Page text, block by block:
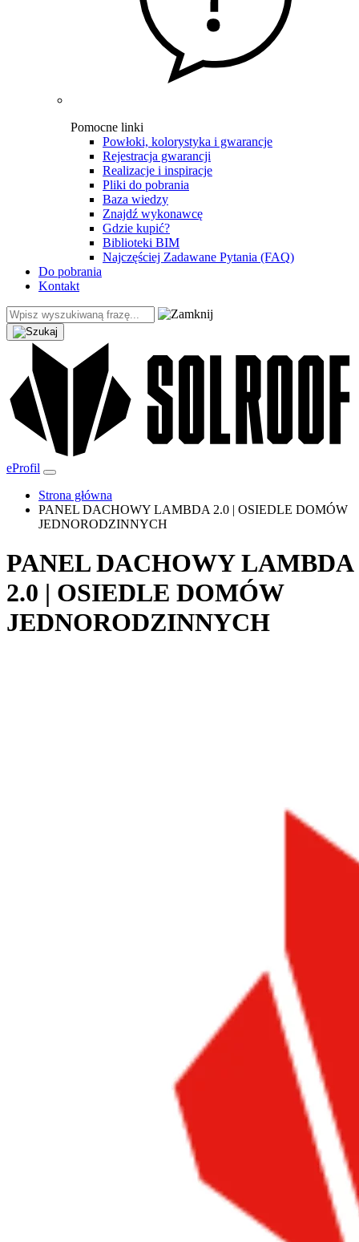
Pomocne linki
Powłoki, kolorystyka i gwarancje
Rejestracja gwarancji
Realizacje i inspiracje
Pliki do pobrania
Baza wiedzy
Znajdź wykonawcę
Gdzie kupić?
Biblioteki BIM
Najczęściej Zadawane Pytania (FAQ)
Do pobrania
Kontakt
eProfil
Strona główna
PANEL DACHOWY LAMBDA 2.0 | OSIEDLE DOMÓW
JEDNORODZINNYCH
PANEL DACHOWY LAMBDA
2.0 | OSIEDLE DOMÓW
JEDNORODZINNYCH